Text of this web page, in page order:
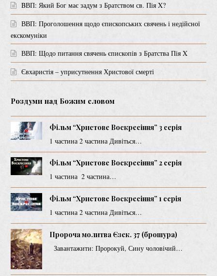
BВП: Який Бог має задум з Братством св. Пія X?
ВВП: Проголошення щодо єпископських свячень і недійсної
екскомуніки
ВВП: Щодо питання свячень єпископів з Братства Пія X
Євхаристія – уприсутнення Христової смерті
Роздуми над Божим словом
Фільм “Христове Воскресіння” 3 серія
1 частина 2 частина Дивіться…
Фільм “Христове Воскресіння” 2 серія
1 частина 2 частина…
Фільм “Христове Воскресіння” 1 серія
1 частина 2 частина Дивіться…
Пророча молитва Єзек. 37 (брошура)
Завантажити: Пророкуй, Сину чоловічий…